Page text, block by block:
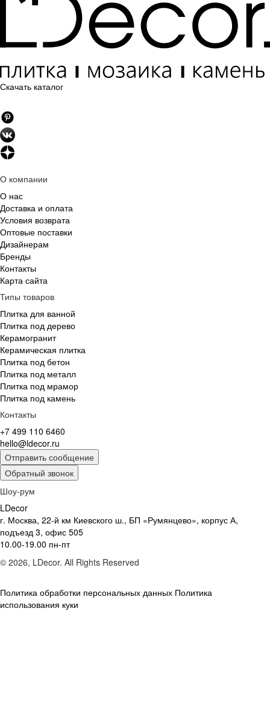
Скачать каталог
О компании
О нас
Доставка и оплата
Условия возврата
Оптовые поставки
Дизайнерам
Бренды
Контакты
Карта сайта
Типы товаров
Плитка для ванной
Плитка под дерево
Керамогранит
Керамическая плитка
Плитка под бетон
Плитка под металл
Плитка под мрамор
Плитка под камень
Контакты
+7 499 110 6460
hello@ldecor.ru
Отправить сообщение
Обратный звонок
Шоу-рум
LDecor
г. Москва, 22-й км Киевского ш., БП «Румянцево», корпус А,
подъезд 3, офис 505
10.00-19.00 пн-пт
© 2026, LDecor. All Rights Reserved
Политика обработки персональных данных Политика
использования куки